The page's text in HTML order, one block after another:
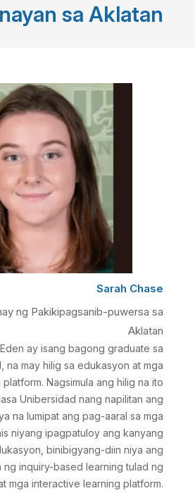
sa Aklatan
Sarah Chase
ng Pakikipagsanib-puwersa sa
Aklatan
ay isang bagong graduate sa
na may hilig sa edukasyon at mga
Nagsimula ang hilig na ito
Unibersidad nang napilitan ang
na lumipat ang pag-aaral sa mga
niyang ipagpatuloy ang kanyang
binibigyang-diin niya ang
ng inquiry-based learning tulad ng
mga interactive learning platform.